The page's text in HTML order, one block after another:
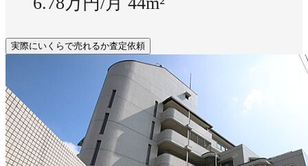
実際にいくらで売れるか査定依頼